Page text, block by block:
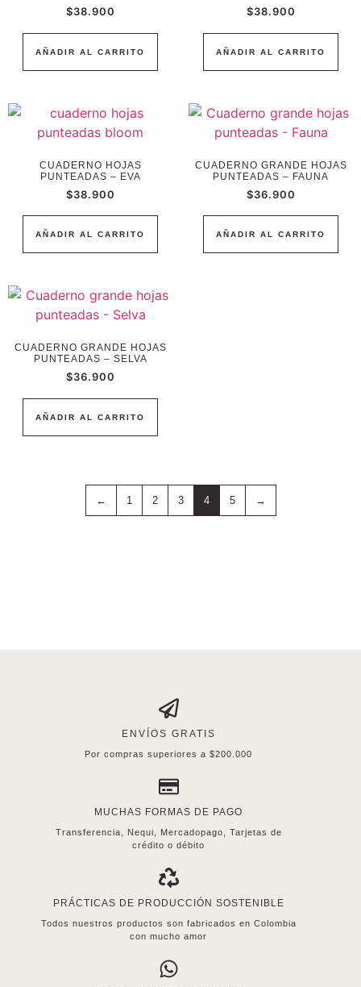
$38.900
AÑADIR AL CARRITO
$38.900
AÑADIR AL CARRITO
CUADERNO HOJAS
PUNTEADAS – EVA
$38.900
AÑADIR AL CARRITO
CUADERNO GRANDE HOJAS
PUNTEADAS – FAUNA
$36.900
AÑADIR AL CARRITO
CUADERNO GRANDE HOJAS
PUNTEADAS – SELVA
$36.900
AÑADIR AL CARRITO
← 1 2 3 4 5 →
ENVÍOS GRATIS
Por compras superiores a $200.000
MUCHAS FORMAS DE PAGO
Transferencia, Nequi, Mercadopago, Tarjetas de
crédito o débito
PRÁCTICAS DE PRODUCCIÓN SOSTENIBLE
Todos nuestros productos son fabricados en Colombia
con mucho amor